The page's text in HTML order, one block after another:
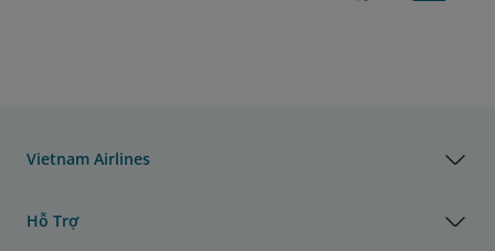
Vietnam Airlines
Hỗ Trợ